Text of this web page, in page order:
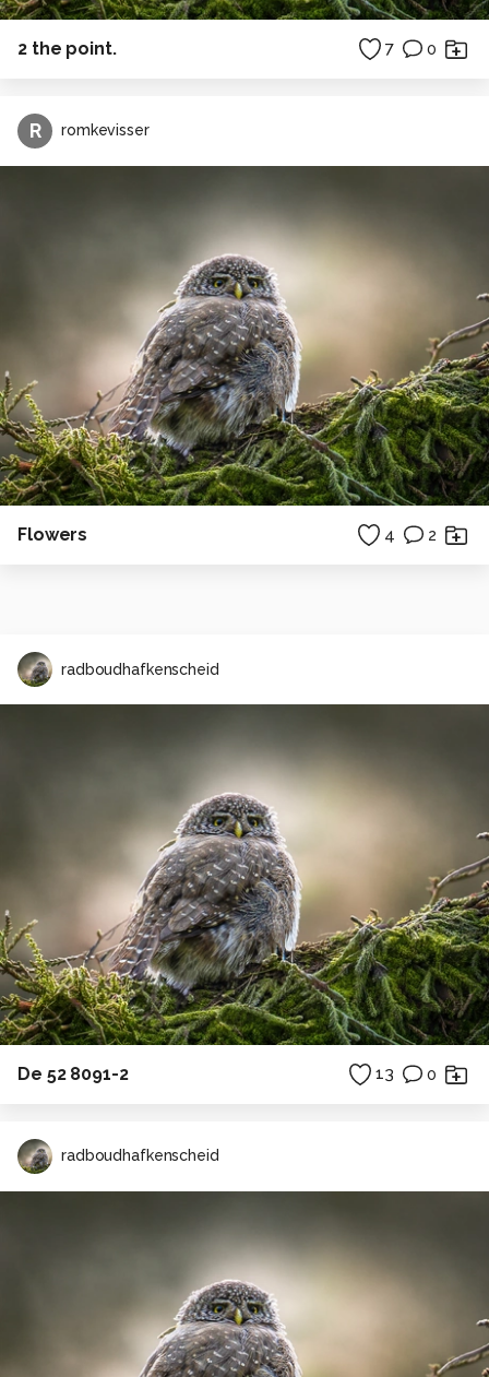
2 the point. 7 0
R romkevisser
Flowers 4 2
radboudhafkenscheid
De 52 8091-2 13 0
radboudhafkenscheid